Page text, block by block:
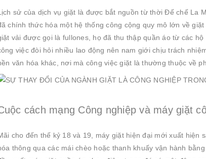
sử của dịch vụ giặt là được bắt nguồn từ thời Đế chế La
chính thức hóa một hệ thống công cộng quy mô lớn về
vải được gọi là fullones, họ đã thu thập quần áo từ các
việc đòi hỏi nhiều lao động nên nam giới chịu trách
văn hóa khác, nơi mà công việc giặt là thường thuộc về
cách mạng Công nghiệp và máy giặt
cho đến thế kỷ 18 và 19, máy giặt hiện đại mới xuất
thông qua các mái chèo hoặc thanh khuấy vận hành